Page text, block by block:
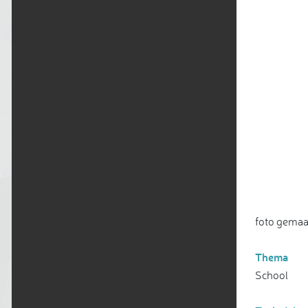
foto
Thema
School